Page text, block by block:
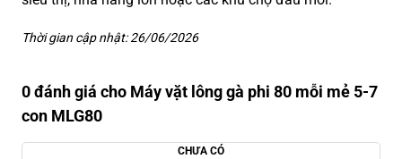
Thời gian cập nhật: 26/06/2026
0 đánh giá cho Máy vặt lông gà phi 80 mỗi mẻ 5-7
con MLG80
CHƯA CÓ